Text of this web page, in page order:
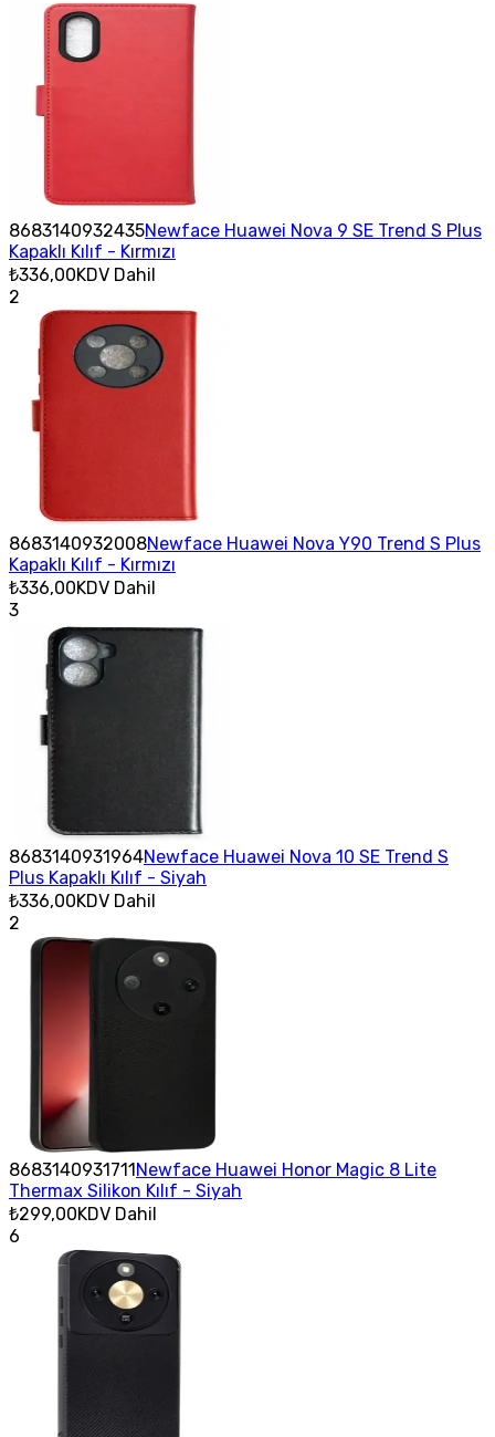
8683140932435Newface Huawei Nova 9 SE Trend S Plus
Kapaklı Kılıf - Kırmızı
₺336,00KDV Dahil
2
8683140932008Newface Huawei Nova Y90 Trend S Plus
Kapaklı Kılıf - Kırmızı
₺336,00KDV Dahil
3
8683140931964Newface Huawei Nova 10 SE Trend S
Plus Kapaklı Kılıf - Siyah
₺336,00KDV Dahil
2
8683140931711Newface Huawei Honor Magic 8 Lite
Thermax Silikon Kılıf - Siyah
₺299,00KDV Dahil
6